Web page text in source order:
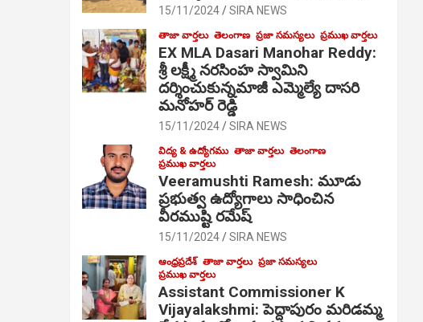
15/11/2024 SIRA NEWS
తాజా వార్తలు తెలంగాణ ప్రజా సమస్యలు ప్రముఖ వార్తలు
EX MLA Dasari Manohar Reddy:
శ్రీ లక్ష్మీ నరసింహ స్వామిని
దర్శించుకున్నమాజీ ఎమ్మెల్యే దాసరి
మనోహర్ రెడ్డి
15/11/2024 SIRA NEWS
విద్య & ఉద్యోగము తాజా వార్తలు తెలంగాణ
ప్రముఖ వార్తలు
Veeramushti Ramesh: మూడు
ప్రభుత్వ ఉద్యోగాలు సాధించిన
వీరముష్టి రమేష్
15/11/2024 SIRA NEWS
ఆంధ్రప్రదేశ్ తాజా వార్తలు ప్రజా సమస్యలు
ప్రముఖ వార్తలు
Assistant Commissioner K
Vijayalakshmi: పెద్దాపురం మరిడమ్మ